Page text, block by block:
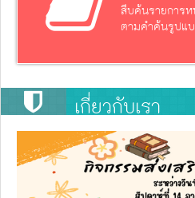
สืบค้นรายการ
ตามคำค้นรูปแ
เกี่ยวกับเรา